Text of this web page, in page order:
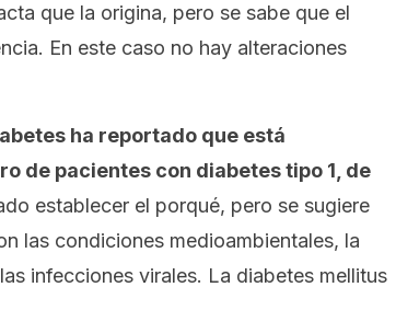
que la origina, pero se sabe que el
En este caso no hay alteraciones
ha reportado que está
de pacientes con diabetes tipo 1, de
establecer el porqué, pero se sugiere
las condiciones medioambientales, la
infecciones virales. La diabetes mellitus